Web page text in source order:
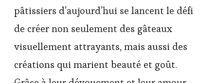
pâtissiers d’aujourd’hui se lancent le défi
de créer non seulement des gâteaux
visuellement attrayants, mais aussi des
créations qui marient beauté et goût.